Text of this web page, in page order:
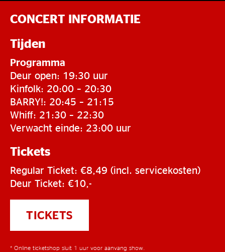
CONCERT INFORMATIE
Tijden
Programma
Deur open: 19:30 uur
Kinfolk: 20:00 – 20:30
BARRY!: 20:45 – 21:15
Whiff: 21:30 – 22:30
Verwacht einde: 23:00 uur
Tickets
Regular Ticket: €8,49 (incl. servicekosten)
Deur Ticket: €10,-
TICKETS
* Online ticketshop sluit 1 uur voor aanvang show.